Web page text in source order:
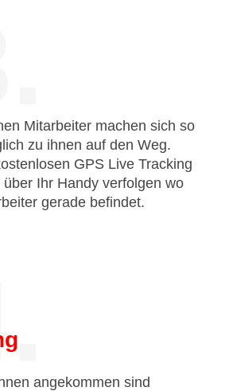
Mitarbeiter machen sich so
zu ihnen auf den Weg.
GPS Live Tracking
über Ihr Handy verfolgen wo
gerade befindet.
angekommen sind